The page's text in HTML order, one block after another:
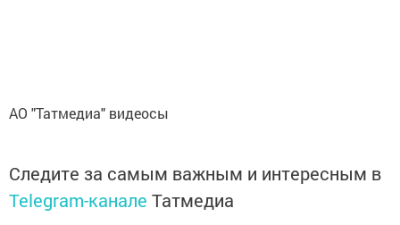
АО "Татмедиа" видеосы
Следите за самым важным и интересным в
Telegram-канале Татмедиа